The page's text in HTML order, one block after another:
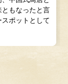
もなったと言
ポットとして